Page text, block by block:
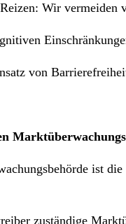
Wir vermeiden
von
ist
zuständige